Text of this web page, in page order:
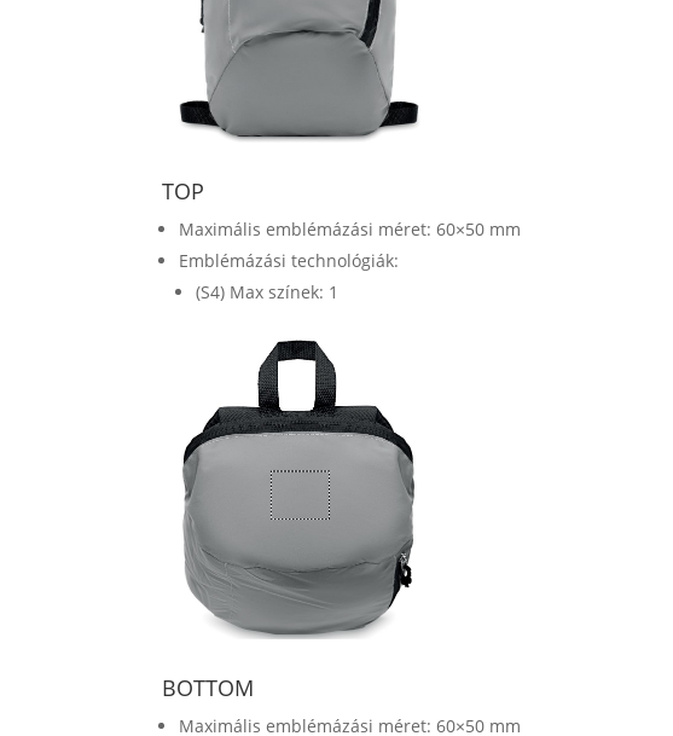
TOP
Maximális emblémázási méret: 60×50 mm
Emblémázási technológiák:
(S4) Max színek: 1
BOTTOM
Maximális emblémázási méret: 60×50 mm